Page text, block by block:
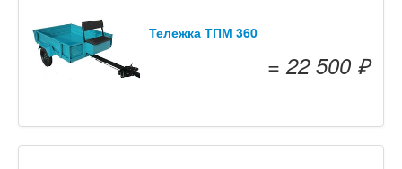
Тележка ТПМ 360
= 22 500 ₽